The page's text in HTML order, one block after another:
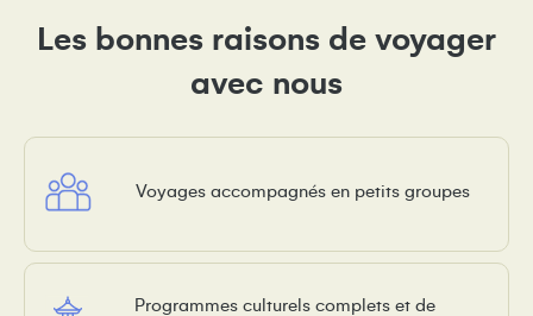
Les bonnes raisons de voyager
avec nous
Voyages accompagnés en petits groupes
Programmes culturels complets et de